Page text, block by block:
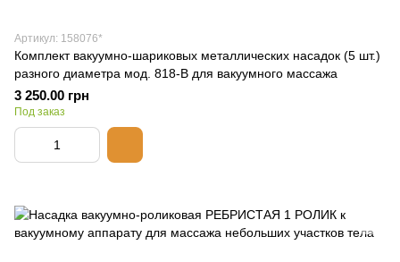
Артикул: 158076*
Комплект вакуумно-шариковых металлических насадок (5 шт.)
разного диаметра мод. 818-В для вакуумного массажа
3 250.00 грн
Под заказ